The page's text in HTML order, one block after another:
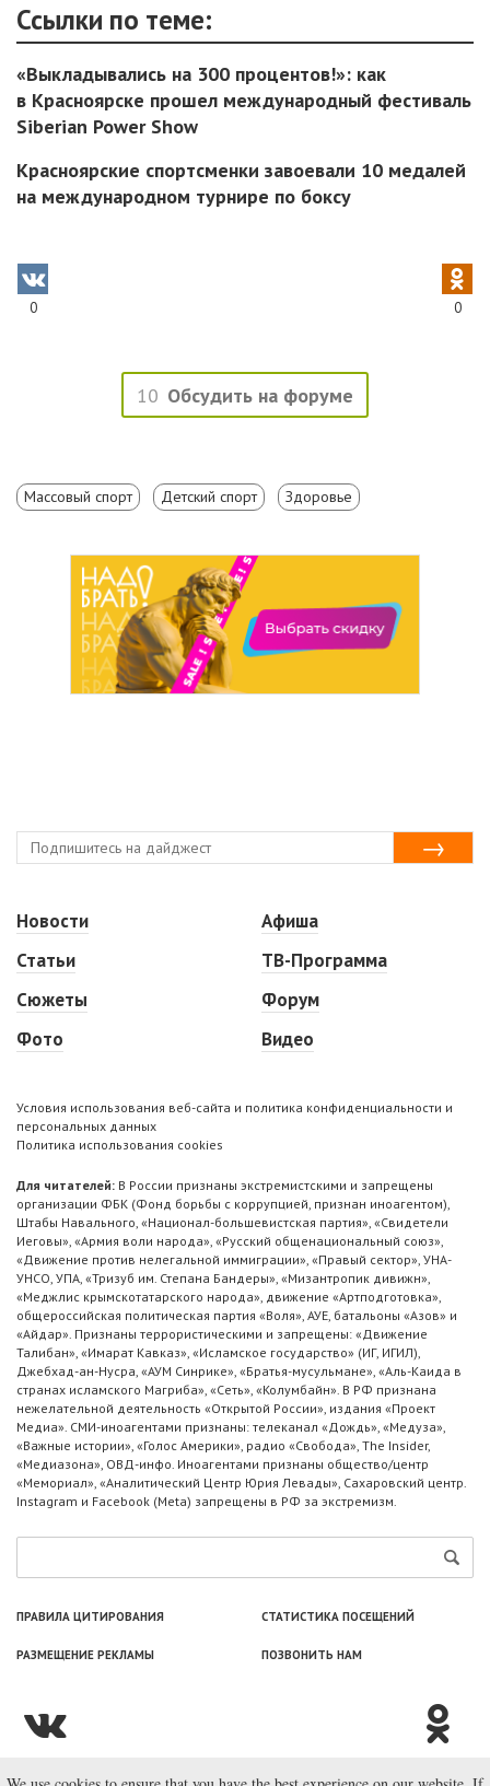
Ссылки по теме:
«Выкладывались на 300 процентов!»: как
в Красноярске прошел международный фестиваль
Siberian Power Show
Красноярские спортсменки завоевали 10 медалей
на международном турнире по боксу
0 0
10 Обсудить на форуме
Массовый спорт Детский спорт Здоровье
Новости
Статьи
Сюжеты
Фото
Афиша
ТВ-Программа
Форум
Видео
Условия использования веб-сайта и политика конфиденциальности и
персональных данных
Политика использования cookies
Для читателей: В России признаны экстремистскими и запрещены
организации ФБК (Фонд борьбы с коррупцией, признан иноагентом),
Штабы Навального, «Национал-большевистская партия», «Свидетели
Иеговы», «Армия воли народа», «Русский общенациональный союз»,
«Движение против нелегальной иммиграции», «Правый сектор», УНА-
УНСО, УПА, «Тризуб им. Степана Бандеры», «Мизантропик дивижн»,
«Меджлис крымскотатарского народа», движение «Артподготовка»,
общероссийская политическая партия «Воля», АУЕ, батальоны «Азов» и
«Айдар». Признаны террористическими и запрещены: «Движение
Талибан», «Имарат Кавказ», «Исламское государство» (ИГ, ИГИЛ),
Джебхад-ан-Нусра, «АУМ Синрике», «Братья-мусульмане», «Аль-Каида в
странах исламского Магриба», «Сеть», «Колумбайн». В РФ признана
нежелательной деятельность «Открытой России», издания «Проект
Медиа». СМИ-иноагентами признаны: телеканал «Дождь», «Медуза»,
«Важные истории», «Голос Америки», радио «Свобода», The Insider,
«Медиазона», ОВД-инфо. Иноагентами признаны общество/центр
«Мемориал», «Аналитический Центр Юрия Левады», Сахаровский центр.
Instagram и Facebook (Metа) запрещены в РФ за экстремизм.
ПРАВИЛА ЦИТИРОВАНИЯ СТАТИСТИКА ПОСЕЩЕНИЙ
РАЗМЕЩЕНИЕ РЕКЛАМЫ ПОЗВОНИТЬ НАМ
© ООО «Лаборатория Новоcтей», 2003—2026.